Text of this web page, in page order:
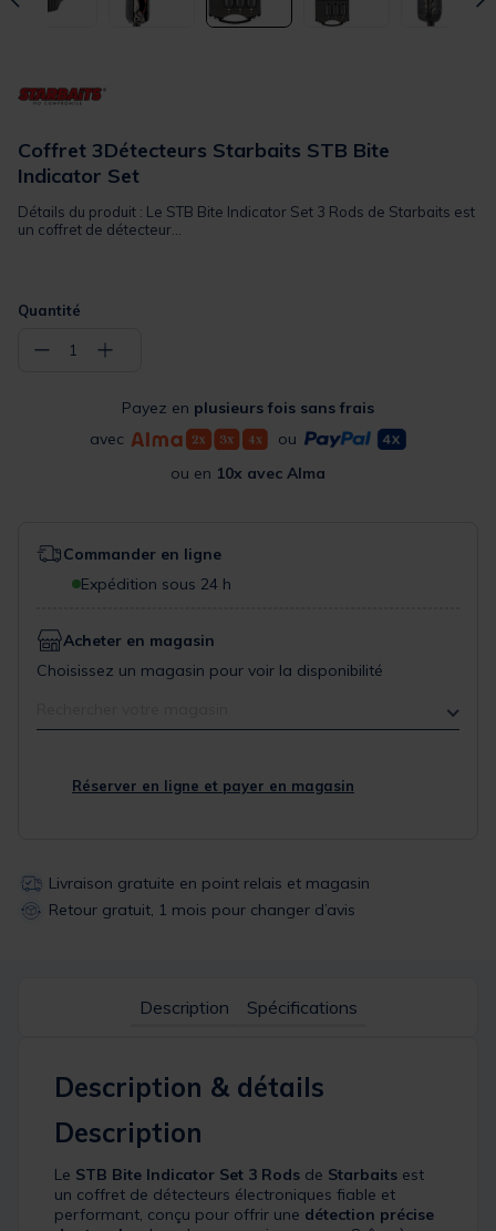
Coffret 3Détecteurs Starbaits STB Bite
Indicator Set
Détails du produit : Le STB Bite Indicator Set 3 Rods de Starbaits est
un coffret de détecteur...
Quantité
− 1 +
Payez en plusieurs fois sans frais
avec
ou
ou en 10x avec Alma
Commander en ligne
Expédition sous 24 h
Acheter en magasin
Choisissez un magasin pour voir la disponibilité
Réserver en ligne et payer en magasin
Livraison gratuite en point relais et magasin
Retour gratuit, 1 mois pour changer d’avis
Description Spécifications
Description & détails
Description
Le STB Bite Indicator Set 3 Rods de Starbaits est
un coffret de détecteurs électroniques fiable et
performant, conçu pour offrir une détection précise